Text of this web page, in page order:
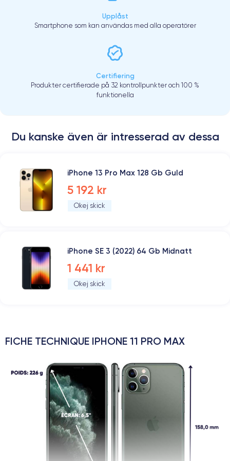
Upplåst
Smartphone som kan användas med alla operatörer
Certifiering
Produkter certifierade på 32 kontrollpunkter och 100 %
funktionella
Du kanske även är intresserad av dessa
iPhone 13 Pro Max 128 Gb Guld
5 192 kr
Okej skick
iPhone SE 3 (2022) 64 Gb Midnatt
1 441 kr
Okej skick
FICHE TECHNIQUE IPHONE 11 PRO MAX